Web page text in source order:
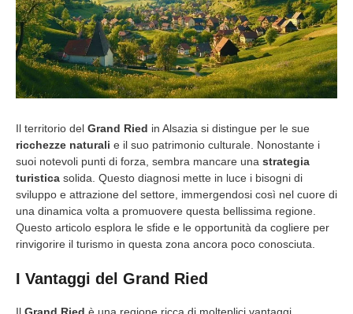
Il territorio del Grand Ried in Alsazia si distingue per le sue
ricchezze naturali e il suo patrimonio culturale. Nonostante i
suoi notevoli punti di forza, sembra mancare una strategia
turistica solida. Questo diagnosi mette in luce i bisogni di
sviluppo e attrazione del settore, immergendosi così nel cuore di
una dinamica volta a promuovere questa bellissima regione.
Questo articolo esplora le sfide e le opportunità da cogliere per
rinvigorire il turismo in questa zona ancora poco conosciuta.
I Vantaggi del Grand Ried